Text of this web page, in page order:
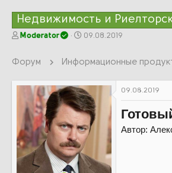
Недвижимость и
А
о
Moderator
Д
а
а
ч
а
а
09.08.2019
Форум Информационные
09.08.2019
Автор: